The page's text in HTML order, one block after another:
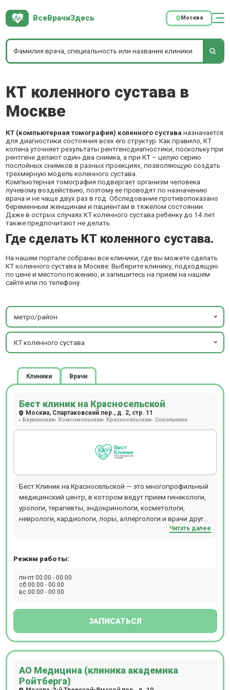
ВсеВрачиЗдесь Москва
КТ коленного сустава в
Москве
КТ (компьютерная томография) коленного сустава назначается
для диагностики состояния всех его структур. Как правило, КТ
колена уточняет результаты рентгенодиагностики, поскольку при
рентгене делают один-два снимка, а при КТ – целую серию
послойных снимков в разных проекциях, позволяющую создать
трехмерную модель коленного сустава.
Компьютерная томография подвергает организм человека
лучевому воздействию, поэтому ее проводят по назначению
врача и не чаще двух раз в год. Обследование противопоказано
беременным женщинам и пациентам в тяжелом состоянии.
Даже в острых случаях КТ коленного сустава ребенку до 14 лет
также предпочитают не делать.
Где сделать КТ коленного сустава.
На нашем портале собраны все клиники, где вы можете сделать
КТ коленного сустава в Москве. Выберите клинику, подходящую
по цене и местоположению, и запишитесь на прием на нашем
сайте или по телефону.
метро/район
КТ коленного сустава
Клиники Врачи
Бест клиник на Красносельской
Москва, Спартаковский пер., д. 2, стр. 11
Бауманская Комсомольская Красносельская Сокольники
Бест Клиник на Красносельской — это многопрофильный
медицинский центр, в котором ведут прием гинекологи,
урологи, терапевты, эндокринологи, косметологи,
неврологи, кардиологи, лоры, аллергологи и врачи других
специальностей. Центр объединяет стационар,
физиотерапии, косметологии, пластической хирургии,
диагностическом отделении можно пройти КТ, МРТ
рентген, разные виды УЗИ, сдать экспресс-анализы
оборудование - аппарат ИВЛ Dixion, LigaSure, PLASMAJET,
Компьютерная томография проводится на томографе
SIEMENS SOMATOM go.Up. Магнитно-резонансная
Читать далее
Режим работы:
пн-пт 00:00 - 00:00
сб 00:00 - 00:00
вс 00:00 - 00:00
ЗАПИСАТЬСЯ
АО Медицина (клиника академика
Ройтберга)